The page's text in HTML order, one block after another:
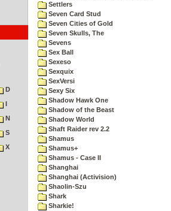
D
I
N
S
X
Settlers
Seven Card Stud
Seven Cities of Gold
Seven Skulls, The
Sevens
Sex Ball
Sexeso
Sexquix
SexVersi
Sexy Six
Shadow Hawk One
Shadow of the Beast
Shadow World
Shaft Raider rev 2.2
Shamus
Shamus+
Shamus - Case II
Shanghai
Shanghai (Activision)
Shaolin-Szu
Shark
Sharkie!